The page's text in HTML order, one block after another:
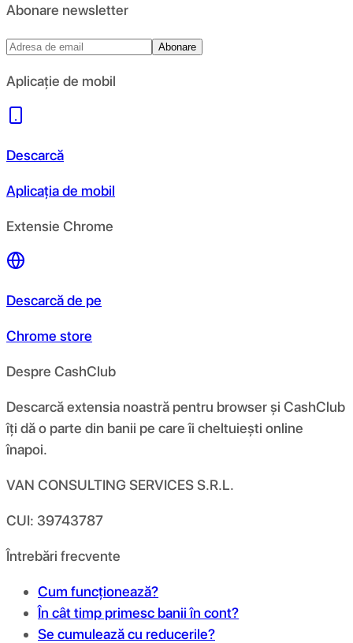
Abonare newsletter
Abonare
Aplicație de mobil
Descarcă
Aplicația de mobil
Extensie Chrome
Descarcă de pe
Chrome store
Despre CashClub
Descarcă extensia noastră pentru browser și CashClub
îți dă o parte din banii pe care îi cheltuiești online
înapoi.
VAN CONSULTING SERVICES S.R.L.
CUI: 39743787
Întrebări frecvente
Cum funcționează?
În cât timp primesc banii în cont?
Se cumulează cu reducerile?